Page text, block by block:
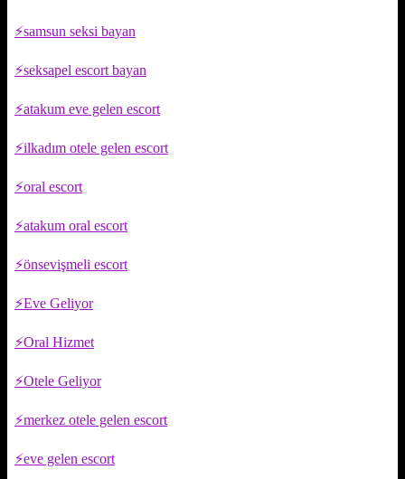
samsun seksi bayan
seksapel escort bayan
atakum eve gelen escort
ilkadım otele gelen escort
oral escort
atakum oral escort
önsevişmeli escort
Eve Geliyor
Oral Hizmet
Otele Geliyor
merkez otele gelen escort
eve gelen escort